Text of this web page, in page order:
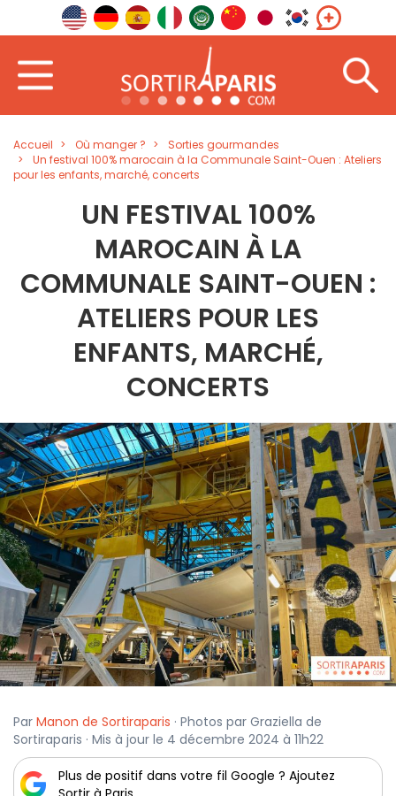
Accueil Où manger ?
Sorties gourmandes
Un festival 100% marocain à la Communale Saint-Ouen : Ateliers
pour les enfants, marché, concerts
UN FESTIVAL 100%
MAROCAIN À LA
COMMUNALE SAINT-OUEN :
ATELIERS POUR LES
ENFANTS, MARCHÉ,
CONCERTS
Par Manon de Sortiraparis · Photos par Graziella de
Sortiraparis · Mis à jour le 4 décembre 2024 à 11h22
Plus de positif dans votre fil Google ? Ajoutez